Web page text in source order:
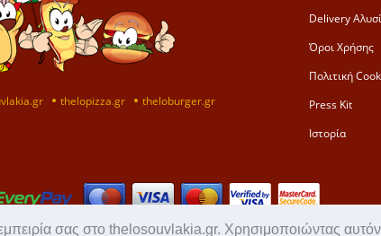
σας στο thelosouvlakia.gr. Χρησιμοποιώντας
thelopizza.gr theloburger.gr
Delivery
Όροι Χρήσης
Πολιτική
Press Kit
Ιστορία